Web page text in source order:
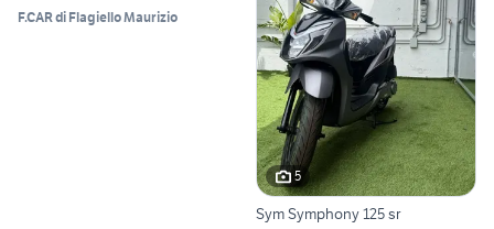
F.CAR di Flagiello Maurizio
5
Sym Symphony 125 sr